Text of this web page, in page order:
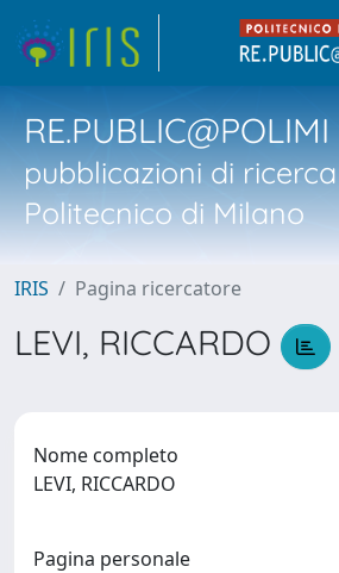
RE.PUBLIC@POLIMI
pubblicazioni di
Politecnico di Milano
IRIS Pagina ricercatore
LEVI, RICCARDO
Nome completo
LEVI, RICCARDO
Pagina personale